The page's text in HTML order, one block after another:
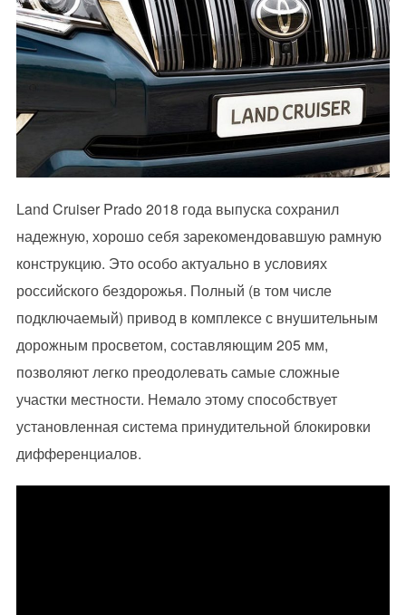
Land Cruiser Prado 2018 года выпуска сохранил
надежную, хорошо себя зарекомендовавшую рамную
конструкцию. Это особо актуально в условиях
российского бездорожья. Полный (в том числе
подключаемый) привод в комплексе с внушительным
дорожным просветом, составляющим 205 мм,
позволяют легко преодолевать самые сложные
участки местности. Немало этому способствует
установленная система принудительной блокировки
дифференциалов.